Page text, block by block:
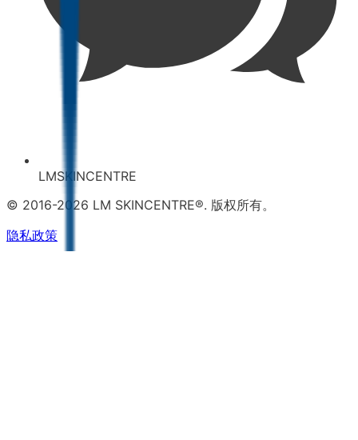
LMSKINCENTRE
© 2016-2026 LM SKINCENTRE®. 版权所有。
隐私政策